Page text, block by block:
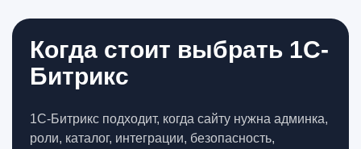
Когда стоит выбрать 1С-
Битрикс
1С-Битрикс подходит, когда сайту нужна админка,
роли, каталог, интеграции, безопасность,